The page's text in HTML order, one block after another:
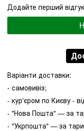
Додайте перший відгук
Варіанти доставки:
- самовивіз;
- кур'єром по Києву -
- "Нова Пошта" — за
- "Укрпошта" — за